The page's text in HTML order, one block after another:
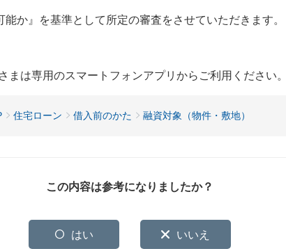
能か』を基準として所定の審査をさせていただきます。
まは専用のスマートフォンアプリからご利用ください
住宅ローン 借入前のかた 融資対象（物件・敷地）
この内容は参考になりましたか？
はい いいえ